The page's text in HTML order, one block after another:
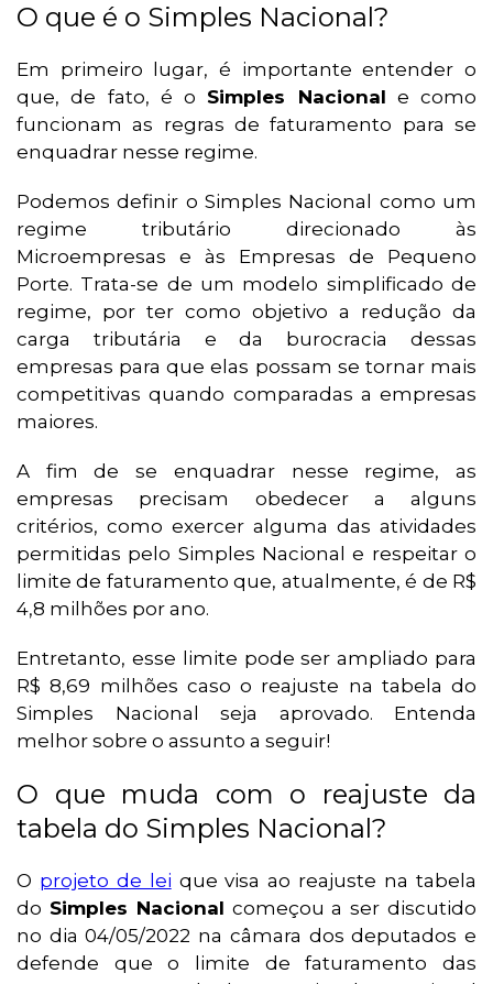
O que é o Simples Nacional?
Em primeiro lugar, é importante entender o
que, de fato, é o Simples Nacional e como
funcionam as regras de faturamento para se
enquadrar nesse regime.
Podemos definir o Simples Nacional como um
regime tributário direcionado às
Microempresas e às Empresas de Pequeno
Porte. Trata-se de um modelo simplificado de
regime, por ter como objetivo a redução da
carga tributária e da burocracia dessas
empresas para que elas possam se tornar mais
competitivas quando comparadas a empresas
maiores.
A fim de se enquadrar nesse regime, as
empresas precisam obedecer a alguns
critérios, como exercer alguma das atividades
permitidas pelo Simples Nacional e respeitar o
limite de faturamento que, atualmente, é de R$
4,8 milhões por ano.
Entretanto, esse limite pode ser ampliado para
R$ 8,69 milhões caso o reajuste na tabela do
Simples Nacional seja aprovado. Entenda
melhor sobre o assunto a seguir!
O que muda com o reajuste da
tabela do Simples Nacional?
O projeto de lei que visa ao reajuste na tabela
do Simples Nacional começou a ser discutido
no dia 04/05/2022 na câmara dos deputados e
defende que o limite de faturamento das